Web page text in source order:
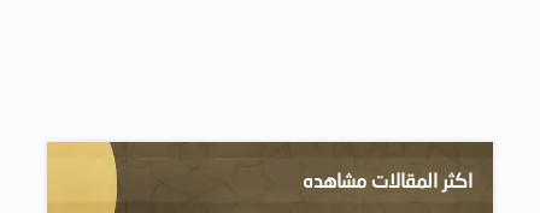
اكثر المقالات مشاهده